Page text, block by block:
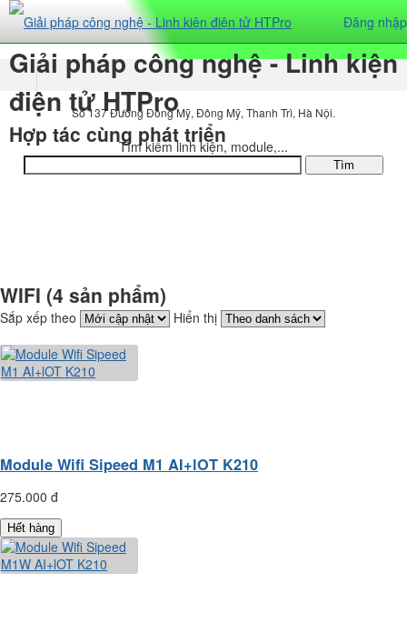
Giải pháp công nghệ - Linh kiện
điện tử HTPro
Hợp tác cùng phát triển
Đăng nhập
Số 137 Đường Đông Mỹ, Đông Mỹ, Thanh Trì, Hà Nội.
Tìm kiếm linh kiện, module,...
WIFI (4 sản phẩm)
Sắp xếp theo Hiển thị
Module Wifi Sipeed M1 AI+lOT K210
275.000 đ
Hết hàng